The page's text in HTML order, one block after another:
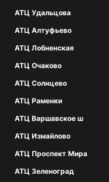
АТЦ Удальцова
АТЦ Алтуфьево
АТЦ Лобненская
АТЦ Очаково
АТЦ Солнцево
АТЦ Раменки
АТЦ Варшавское ш
АТЦ Измайлово
АТЦ Проспект Мира
АТЦ Зеленоград